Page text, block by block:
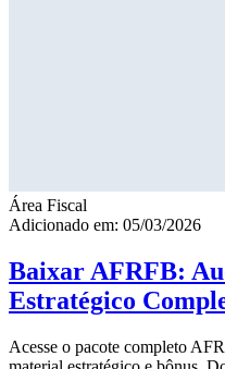
Área Fiscal
Adicionado em: 05/03/2026
Baixar AFRFB:
Estratégico
Acesse o pacote completo